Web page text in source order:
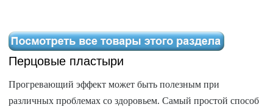
Перцовые пластыри
Прогревающий эффект может быть полезным при
различных проблемах со здоровьем. Самый простой способ